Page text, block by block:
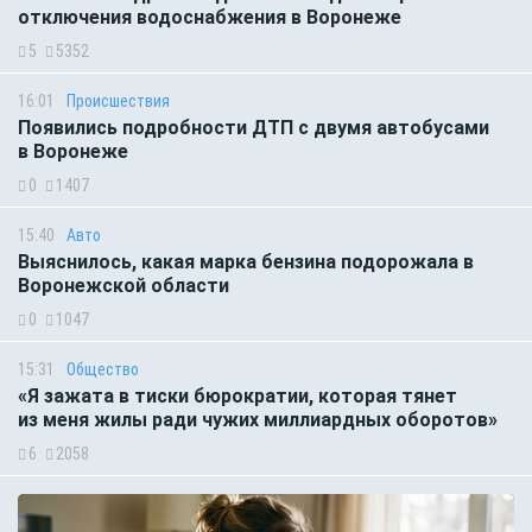
отключения водоснабжения в Воронеже
5 5352
16:01 Происшествия
Появились подробности ДТП с двумя автобусами
в Воронеже
0 1407
15:40 Авто
Выяснилось, какая марка бензина подорожала в
Воронежской области
0 1047
15:31 Общество
«Я зажата в тиски бюрократии, которая тянет
из меня жилы ради чужих миллиардных оборотов»
6 2058